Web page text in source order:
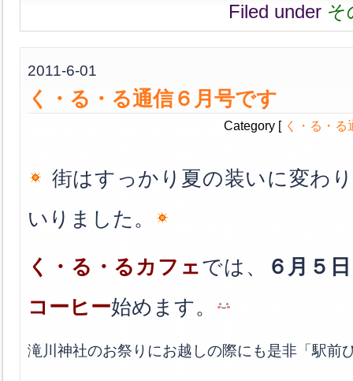
Filed under そ
2011-6-01
く・る・る通信６月号です
Category [ く・る・る
街はすっかり夏の装いに変わ
いりました 。
く・る・るカフェでは、 ６月５日
コーヒー始めます。
滝川神社のお祭りにお越しの際にも是非「駅